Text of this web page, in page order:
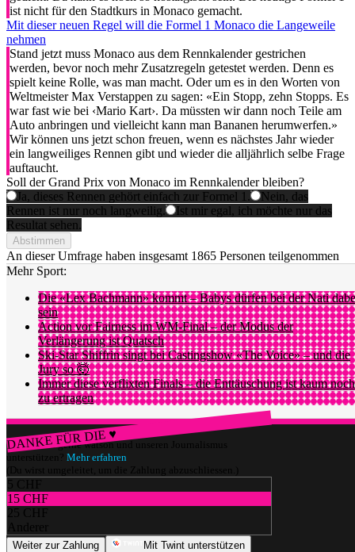
ist nicht für den Stadtkurs in Monaco gemacht.
Mit dieser neuen Regel will die Formel 1 Monaco die Langeweile
nehmen
Stand jetzt muss Monaco aus dem Rennkalender gestrichen
werden, bevor noch mehr Zusatzregeln getestet werden. Denn es
spielt keine Rolle, was man macht. Oder um es in den Worten von
Weltmeister Max Verstappen zu sagen: «Ein Stopp, zehn Stopps. Es
war fast wie bei ‹Mario Kart›. Da müssten wir dann noch Teile am
Auto anbringen und vielleicht kann man Bananen herumwerfen.»
Wir können uns jetzt schon freuen, wenn es nächstes Jahr wieder
ein langweiliges Rennen gibt und wieder die alljährlich selbe Frage
auftaucht.
Soll der Grand Prix von Monaco im Rennkalender bleiben?
Ja, dieses Rennen gehört einfach zur Formel 1.
Nein, das
Rennen ist nur noch langweilig.
Ist mir egal, ich möchte nur das
Resultat sehen.
Abstimmen
An dieser Umfrage haben insgesamt 1865 Personen teilgenommen
Mehr Sport:
Die «Lex Bachmann» kommt – Babys dürfen bei der Nati
sein
Action vor Fairness im WM-Final – der Modus der
Verlängerung ist Quatsch
Ski-Star Shiffrin singt bei Castingshow «The Voice» – und die
Jury so 🤯
Immer diese verflixten Finals – die Enttäuschung ist kaum noch
zu ertragen
DANKE FÜR DIE ♥
Würdest du gerne watson und unseren Journalismus
unterstützen? Mehr erfahren
(Du wirst umgeleitet, um die Zahlung abzuschliessen.)
5 CHF
15 CHF
25 CHF
Anderer
Weiter zur Zahlung
Mit Twint unterstützen